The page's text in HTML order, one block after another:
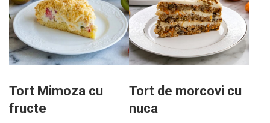
Tort Mimoza cu
fructe
Tort de morcovi cu
nuca